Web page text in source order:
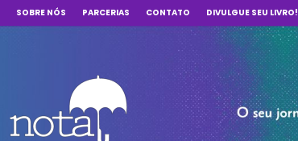
SOBRE NÓS PARCERIAS CONTATO DIVULGUE SEU LIVRO!